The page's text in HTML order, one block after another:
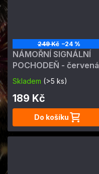
249 Kč –24 %
NÁMOŘNÍ SIGNÁLNÍ
POCHODEŇ - červená
Skladem (>5 ks)
189 Kč
Do košíku